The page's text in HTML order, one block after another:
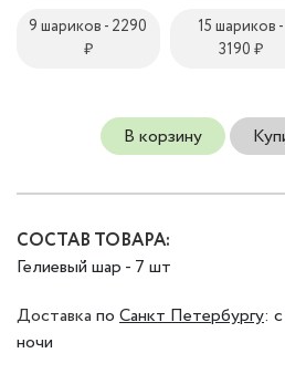
9 шариков - 2290
₽
15 шариков -
3190 ₽
В корзину
СОСТАВ ТОВАРА:
Гелиевый шар - 7 шт
Доставка по Санкт Петербургу:
ночи